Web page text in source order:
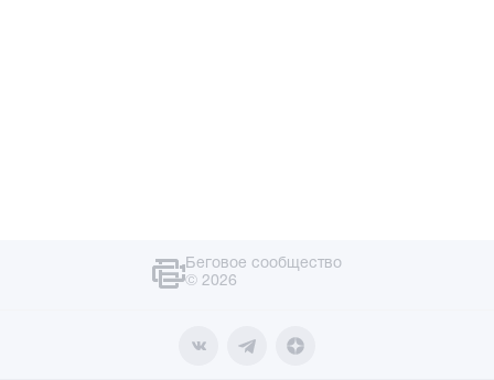
Беговое сообщество
© 2026